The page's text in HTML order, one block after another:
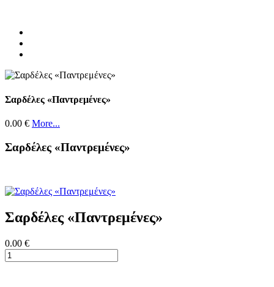
Σαρδέλες «Παντρεμένες»
0.00 € More...
Σαρδέλες «Παντρεμένες»
Σαρδέλες «Παντρεμένες»
0.00 €